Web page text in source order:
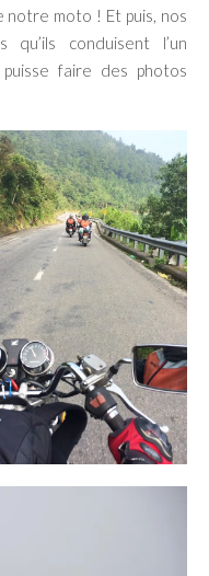
notre moto ! Et puis, nos
conduisent l’un
faire des photos